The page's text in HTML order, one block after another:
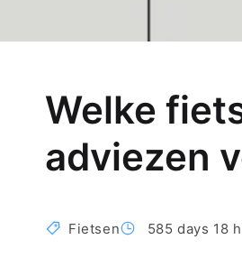
Welke
adviezen
Fietsen 585 days 18